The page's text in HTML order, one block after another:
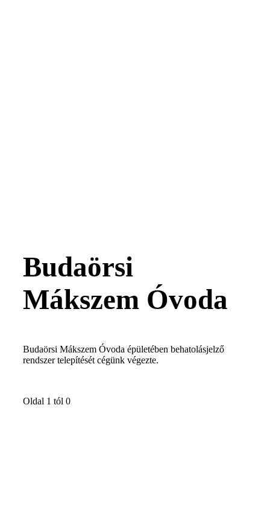
Budaörsi
Mákszem Óvoda
Budaörsi Mákszem Óvoda épületében behatolásjelző
rendszer telepítését cégünk végezte.
Oldal 1 tól 0